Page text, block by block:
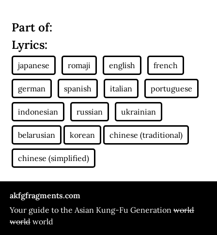
Part of:
Lyrics:
akfgfragments.com
Your guide to the Asian Kung-Fu Generation world
world world